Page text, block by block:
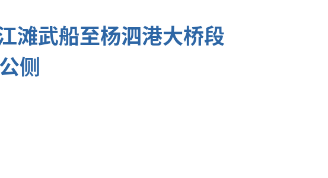
滩武船至杨泗港大桥段
侧